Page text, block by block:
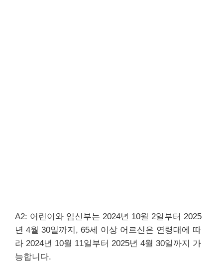
A2: 어린이와 임신부는 2024년 10월 2일부터 2025
년 4월 30일까지, 65세 이상 어르신은 연령대에 따
라 2024년 10월 11일부터 2025년 4월 30일까지 가
능합니다.